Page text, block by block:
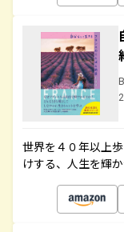
世界を４０年以上
けする、人生を輝